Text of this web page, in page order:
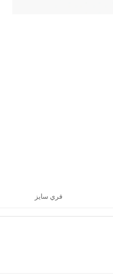
فري سايز